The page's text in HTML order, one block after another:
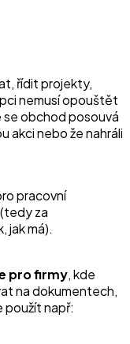
řídit projekty,
nemusí opouštět
se obchod posouvá
akci nebo že nahráli
pracovní
za
jak má).
pro firmy, kde
na dokumentech,
např: